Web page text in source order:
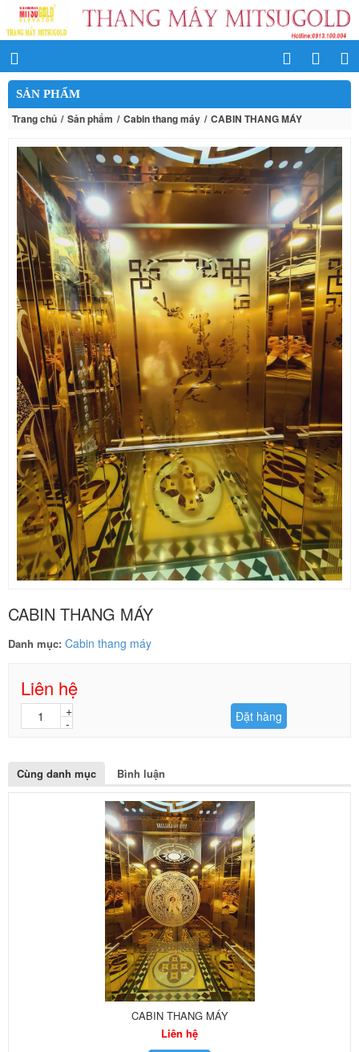
SẢN PHẨM
Trang chủ Sản phẩm Cabin thang máy CABIN THANG MÁY
CABIN THANG MÁY
Danh mục: Cabin thang máy
Liên hệ
Đặt hàng
Cùng danh mục Bình luận
CABIN THANG MÁY
Liên hệ